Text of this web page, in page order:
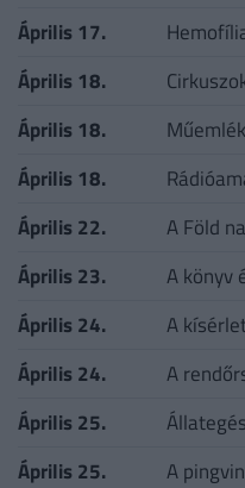
Április 17.
Április 18.
Április 18.
Április 18.
Április 22.
A Föld
Április 23.
A könyv
Április 24.
A
Április 24.
A
Április 25.
Április 25.
A